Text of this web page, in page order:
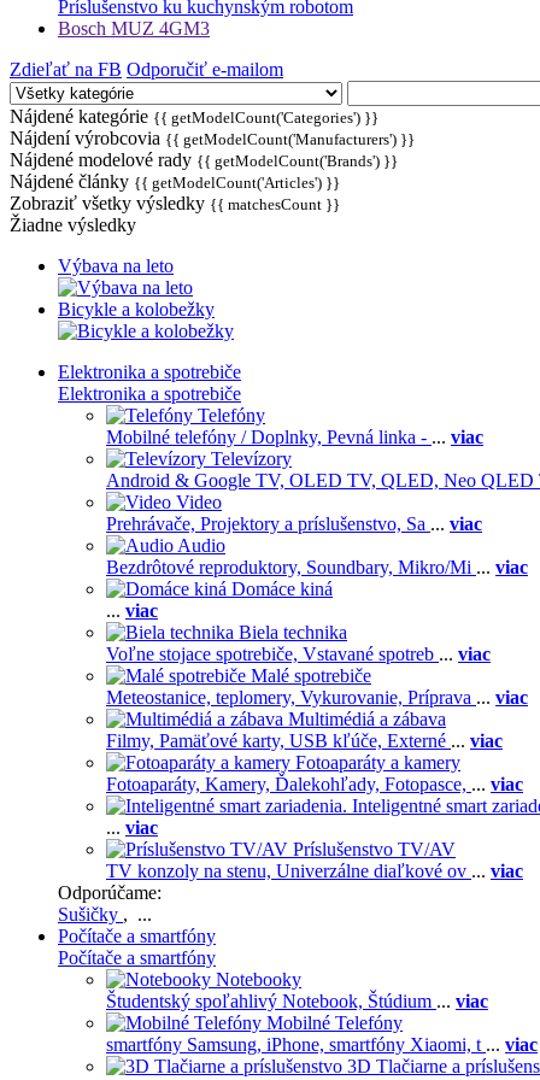
Príslušenstvo ku kuchynským robotom
Bosch MUZ 4GM3
Zdieľať na FB Odporučiť e-mailom
Nájdené kategórie {{ getModelCount('Categories') }}
Nájdení výrobcovia {{ getModelCount('Manufacturers') }}
Nájdené modelové rady {{ getModelCount('Brands') }}
Nájdené články {{ getModelCount('Articles') }}
Zobraziť všetky výsledky {{ matchesCount }}
Žiadne výsledky
Výbava na leto
Bicykle a kolobežky
Elektronika a spotrebiče
Elektronika a spotrebiče
Telefóny
Mobilné telefóny / Doplnky, Pevná linka - ... viac
Televízory
Android & Google TV, OLED TV, QLED, Neo QLED
Video
Prehrávače, Projektory a príslušenstvo, Sa ... viac
Audio
Bezdrôtové reproduktory, Soundbary, Mikro/Mi ... viac
Domáce kiná
... viac
Biela technika
Voľne stojace spotrebiče, Vstavané spotreb ... viac
Malé spotrebiče
Meteostanice, teplomery, Vykurovanie, Príprava ... viac
Multimédiá a zábava
Filmy, Pamäťové karty, USB kľúče, Externé ... viac
Fotoaparáty a kamery
Fotoaparáty, Kamery, Ďalekohľady, Fotopasce, ... viac
Inteligentné smart
... viac
Príslušenstvo TV/AV
TV konzoly na stenu, Univerzálne diaľkové ov ... viac
Odporúčame:
Sušičky , ...
Počítače a smartfóny
Počítače a smartfóny
Notebooky
Študentský spoľahlivý Notebook, Štúdium ... viac
Mobilné Telefóny
smartfóny Samsung, iPhone, smartfóny Xiaomi, t ... viac
3D Tlačiarne a